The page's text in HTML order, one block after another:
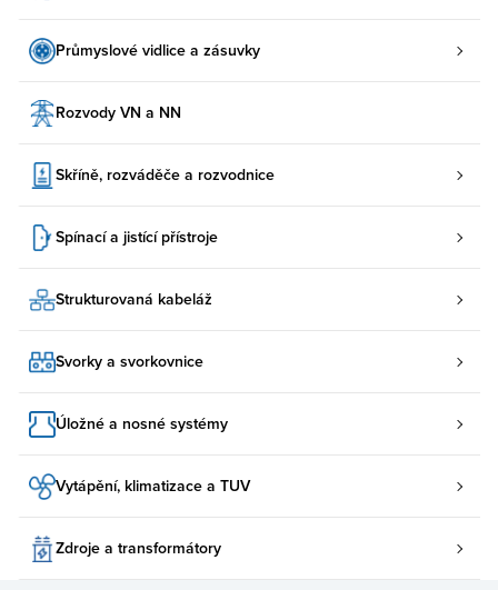
Průmyslové vidlice a zásuvky
Rozvody VN a NN
Skříně, rozváděče a rozvodnice
Spínací a jistící přístroje
Strukturovaná kabeláž
Svorky a svorkovnice
Úložné a nosné systémy
Vytápění, klimatizace a TUV
Zdroje a transformátory